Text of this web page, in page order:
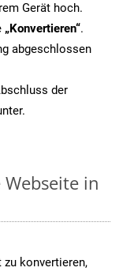
Gerät hoch.
„Konvertieren“.
abgeschlossen
der
in
zu konvertieren,